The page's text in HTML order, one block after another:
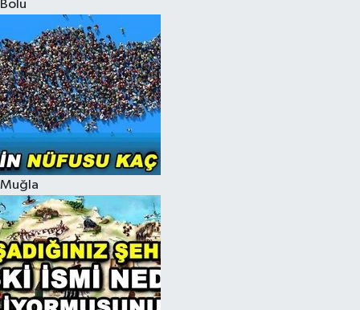
Bolu
Muğla